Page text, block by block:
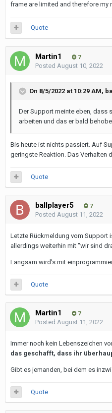
frame are limited and therefore my
Quote
Martin1 7
Posted August 10, 2022
On 8/5/2022 at 10:29 AM,
Der Support meinte eben, dass
arbeiten und das er bald
Bis heute ist nichts passiert. Auf
geringste Reaktion. Das Verhalten
Quote
ballplayer5 7
Posted August 11, 2022
Letzte Rückmeldung vom Support
allerdings weiterhin mit "wir sind
Langsam wird's mit
Quote
Martin1 7
Posted August 11, 2022
Immer noch kein Lebenszeichen
das geschafft, dass ihr
Gibt es jemanden, bei dem es
Quote